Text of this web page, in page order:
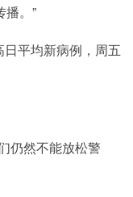
播。”
平均新病例，周五
仍然不能放松警